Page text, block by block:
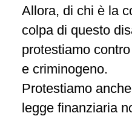
Allora, di chi è la
colpa di questo
protestiamo
e criminogeno.
Protestiamo
legge finanziaria